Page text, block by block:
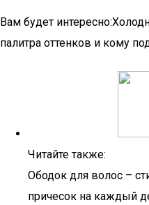
Вам будет
палитра оттенков и кому
Читайте также:
Ободок для волос –
причесок на каждый